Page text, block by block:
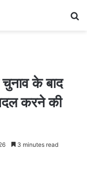
के बाद
करने की
3 minutes read